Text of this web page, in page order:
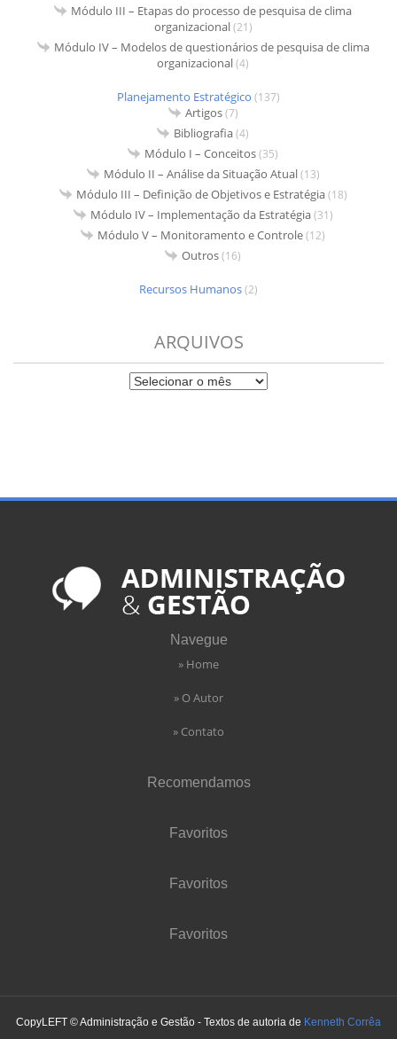
Módulo III – Etapas do processo de pesquisa de clima
organizacional(21)
Módulo IV – Modelos de questionários de pesquisa de clima
organizacional(4)
Planejamento Estratégico (137)
Artigos(7)
Bibliografia(4)
Módulo I – Conceitos(35)
Módulo II – Análise da Situação Atual(13)
Módulo III – Definição de Objetivos e Estratégia(18)
Módulo IV – Implementação da Estratégia(31)
Módulo V – Monitoramento e Controle(12)
Outros(16)
Recursos Humanos(2)
ARQUIVOS
Navegue
» Home
» O Autor
» Contato
Recomendamos
Favoritos
Favoritos
Favoritos
CopyLEFT © Administração e Gestão - Textos de autoria de Kenneth Corrêa